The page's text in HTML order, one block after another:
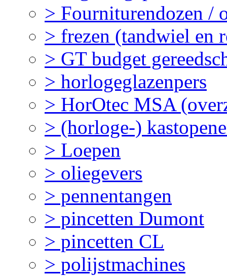
> Fourniturendozen /
> frezen (tandwiel en
> GT budget
> horlogeglazenpers
> HorOtec MSA
> (horloge-)
> Loepen
> oliegevers
> pennentangen
> pincetten Dumont
> pincetten CL
> polijstmachines